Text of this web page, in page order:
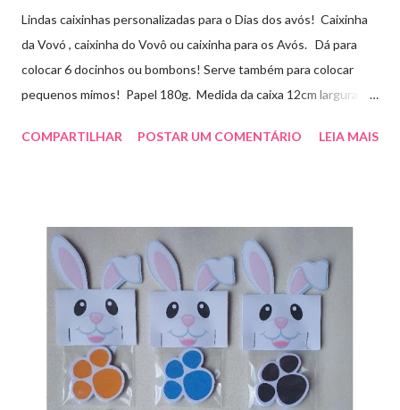
Lindas caixinhas personalizadas para o Dias dos avós! Caixinha
da Vovó , caixinha do Vovô ou caixinha para os Avós. Dá para
colocar 6 docinhos ou bombons! Serve também para colocar
pequenos mimos! Papel 180g. Medida da caixa 12cm largura x
entre em contato whatsapp . pelo e-mail :
COMPARTILHAR POSTAR UM COMENTÁRIO LEIA MAIS